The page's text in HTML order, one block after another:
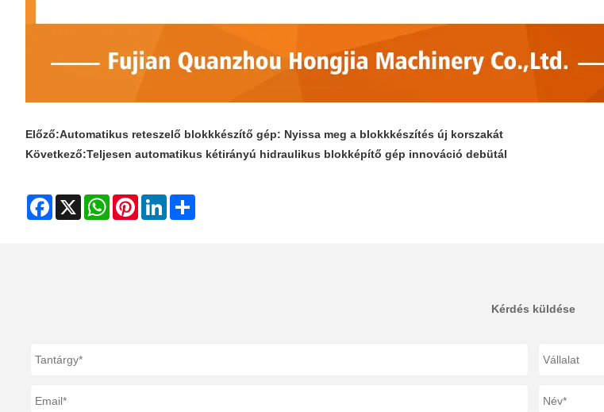
Előző:Automatikus reteszelő blokkkészítő gép: Nyissa meg a blokkkészítés új korszakát
Következő:Teljesen automatikus kétirányú hidraulikus blokképítő gép innováció debütál
Facebook
X WhatsAppPinterestLinkedIn
Kérdés küldése